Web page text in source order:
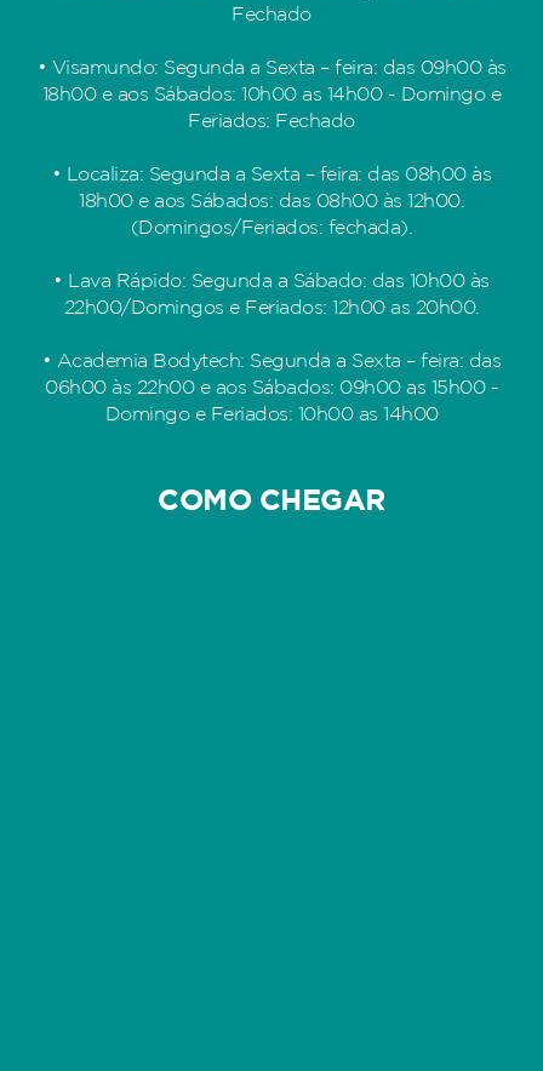
Fechado
• Visamundo: Segunda a Sexta – feira: das 09h00 às
18h00 e aos Sábados: 10h00 as 14h00 - Domingo e
Feriados: Fechado
• Localiza: Segunda a Sexta – feira: das 08h00 às
18h00 e aos Sábados: das 08h00 às 12h00.
(Domingos/Feriados: fechada).
• Lava Rápido: Segunda a Sábado: das 10h00 às
22h00/Domingos e Feriados: 12h00 as 20h00.
• Academia Bodytech: Segunda a Sexta – feira: das
06h00 às 22h00 e aos Sábados: 09h00 as 15h00 -
Domingo e Feriados: 10h00 as 14h00
COMO CHEGAR